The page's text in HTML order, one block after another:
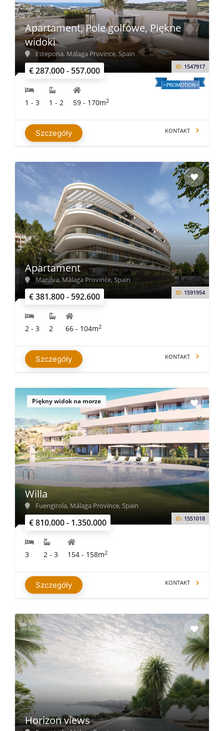
€ 287.000 - 557.000 ID: 1547917
Apartament, Pole golfowe, Piękne
widoki
Estepona, Málaga Province, Spain
1 - 3 1 - 2 59 - 170m2
Szczegóły KONTAKT
€ 381.800 - 592.600 ID: 1591954
Apartament
Manilva, Málaga Province, Spain
2 - 3 2 66 - 104m2
Szczegóły KONTAKT
Piękny widok na morze
€ 810.000 - 1.350.000 ID: 1551018
Willa
Fuengirola, Málaga Province, Spain
3 2 - 3 154 - 158m2
Szczegóły KONTAKT
Horizon views